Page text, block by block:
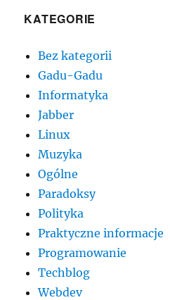
KATEGORIE
Bez kategorii
Gadu-Gadu
Informatyka
Jabber
Linux
Muzyka
Ogólne
Paradoksy
Polityka
Praktyczne informacje
Programowanie
Techblog
Webdev